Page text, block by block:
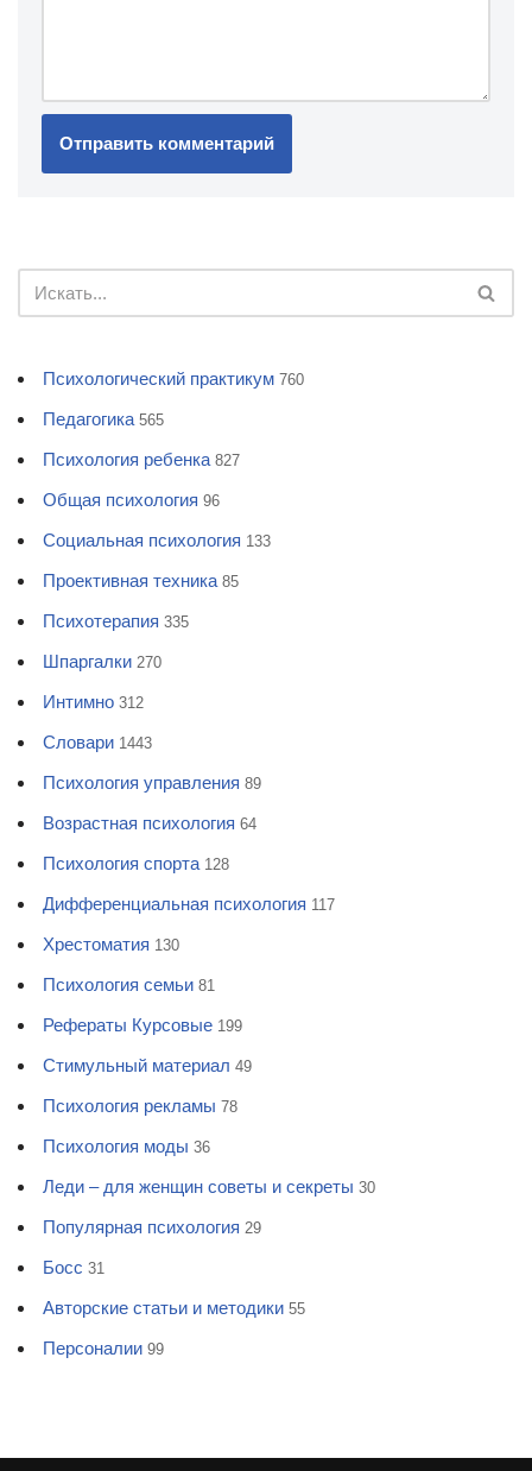
Психологический практикум 760
Педагогика 565
Психология ребенка 827
Общая психология 96
Социальная психология 133
Проективная техника 85
Психотерапия 335
Шпаргалки 270
Интимно 312
Словари 1443
Психология управления 89
Возрастная психология 64
Психология спорта 128
Дифференциальная психология 117
Хрестоматия 130
Психология семьи 81
Рефераты Курсовые 199
Стимульный материал 49
Психология рекламы 78
Психология моды 36
Леди – для женщин советы и секреты 30
Популярная психология 29
Босс 31
Авторские статьи и методики 55
Персоналии 99